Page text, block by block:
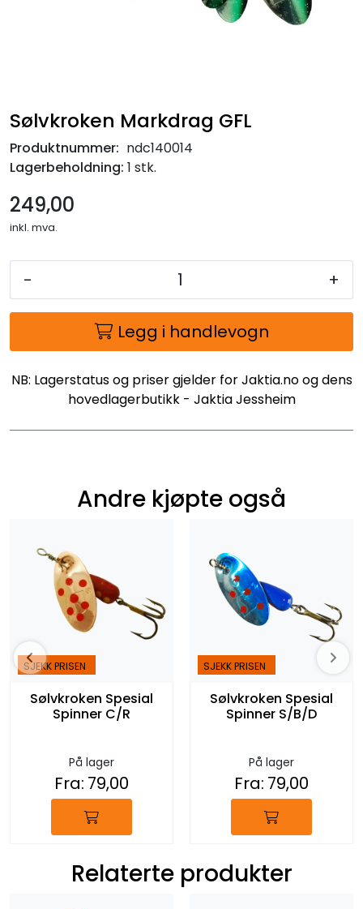
Sølvkroken Markdrag GFL
Produktnummer: ndc140014
Lagerbeholdning: 1 stk.
249,00
inkl. mva.
- +
Legg i handlevogn
NB: Lagerstatus og priser gjelder for Jaktia.no og dens
hovedlagerbutikk - Jaktia Jessheim
Andre kjøpte også
SJEKK PRISEN
Sølvkroken Spesial
Spinner C/R
På lager
Fra: 79,00
SJEKK PRISEN
Sølvkroken Spesial
Spinner S/B/D
På lager
Fra: 79,00
Relaterte produkter